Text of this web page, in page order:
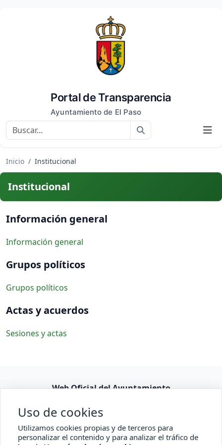
Portal de Transparencia
Ayuntamiento de El Paso
Inicio Institucional
Institucional
Información general
Información general
Grupos políticos
Grupos políticos
Actas y acuerdos
Sesiones y actas
Web Oficial del Ayuntamiento
Consulta pública
Accesibilidad
Uso de cookies
Utilizamos cookies propias y de terceros para
personalizar el contenido y para analizar el tráfico de